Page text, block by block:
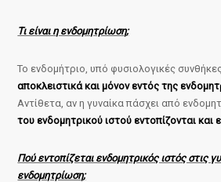
Τι είναι η ενδομητρίωση;
Το ενδομήτριο, υπό φυσιολογικές
αποκλειστικά και μόνον εντός της
Αντίθετα, αν η γυναίκα πάσχει από
του ενδομητρικού ιστού εντοπίζονται και
Πού εντοπίζεται ενδομητρικός ιστός στις
ενδομητρίωση;